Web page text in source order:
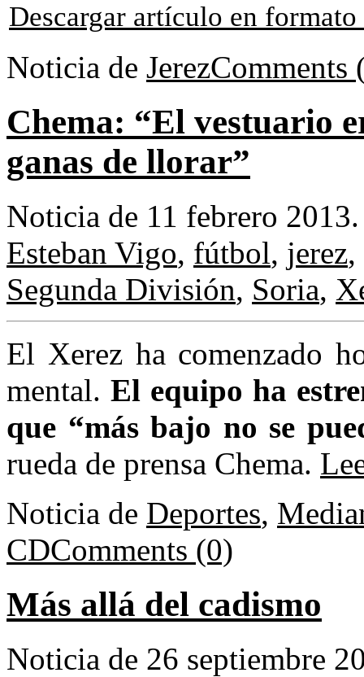
Descargar artículo en formato
Noticia de JerezComments
Chema: “El vestuario
ganas de llorar”
Noticia de 11 febrero
Esteban Vigo, fútbol, jerez,
Segunda División, Soria,
El Xerez ha comenzado
mental. El equipo ha
que “más bajo no se
rueda de prensa Chema.
Noticia de Deportes,
CDComments (0)
Más allá del cadismo
Noticia de 26 septiembre